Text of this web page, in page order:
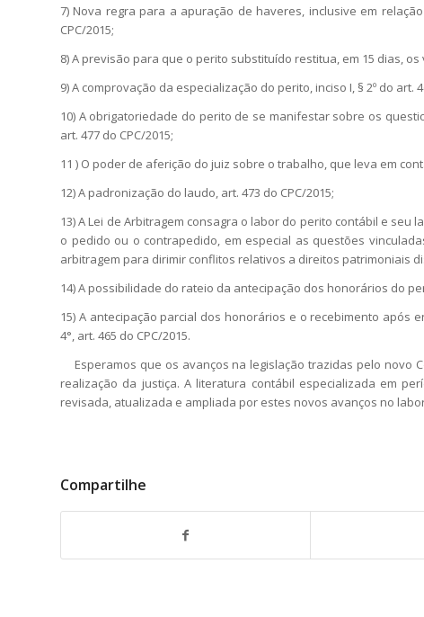
7) Nova regra para a apuração de haveres, inclusive em
CPC/2015;
8) A previsão para que o perito substituído restitua, em 15 dias,
9) A comprovação da especialização do perito, inciso I, § 2º do art.
10) A obrigatoriedade do perito de se manifestar sobre os
art. 477 do CPC/2015;
11 ) O poder de aferição do juiz sobre o trabalho, que leva em
12) A padronização do laudo, art. 473 do CPC/2015;
13) A Lei de Arbitragem consagra o labor do perito contábil e
o pedido ou o contrapedido, em especial as questões
arbitragem para dirimir conflitos relativos a direitos patrimoniais
14) A possibilidade do rateio da antecipação dos honorários do
15) A antecipação parcial dos honorários e o recebimento após
4°, art. 465 do CPC/2015.
Esperamos que os avanços na legislação trazidas pelo novo
realização da justiça. A literatura contábil especializada em
revisada, atualizada e ampliada por estes novos avanços no
Compartilhe